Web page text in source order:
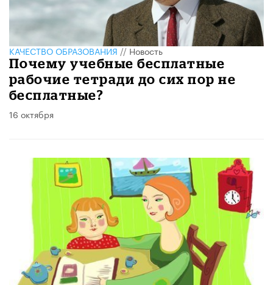
КАЧЕСТВО ОБРАЗОВАНИЯ//Новость
Почему учебные бесплатные
рабочие тетради до сих пор не
бесплатные?
16 октября